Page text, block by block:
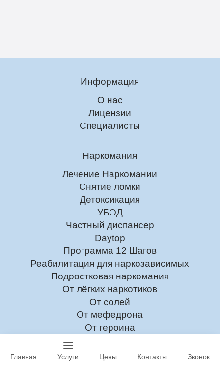
Информация
О нас
Лицензии
Специалисты
Наркомания
Лечение Наркомании
Снятие ломки
Детоксикация
УБОД
Частный диспансер
Daytop
Программа 12 Шагов
Реабилитация для наркозависимых
Подростковая наркомания
От лёгких наркотиков
От солей
От мефедрона
От героина
Лечение токсикомании
Главная Услуги Цены Контакты Звонок